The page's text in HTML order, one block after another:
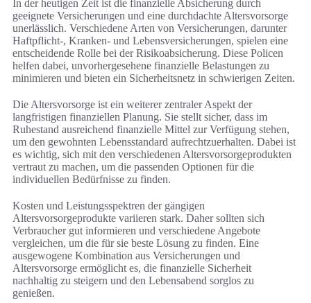
In der heutigen Zeit ist die finanzielle Absicherung durch
geeignete Versicherungen und eine durchdachte Altersvorsorge
unerlässlich. Verschiedene Arten von Versicherungen, darunter
Haftpflicht-, Kranken- und Lebensversicherungen, spielen eine
entscheidende Rolle bei der Risikoabsicherung. Diese Policen
helfen dabei, unvorhergesehene finanzielle Belastungen zu
minimieren und bieten ein Sicherheitsnetz in schwierigen Zeiten.
Die Altersvorsorge ist ein weiterer zentraler Aspekt der
langfristigen finanziellen Planung. Sie stellt sicher, dass im
Ruhestand ausreichend finanzielle Mittel zur Verfügung stehen,
um den gewohnten Lebensstandard aufrechtzuerhalten. Dabei ist
es wichtig, sich mit den verschiedenen Altersvorsorgeprodukten
vertraut zu machen, um die passenden Optionen für die
individuellen Bedürfnisse zu finden.
Kosten und Leistungsspektren der gängigen
Altersvorsorgeprodukte variieren stark. Daher sollten sich
Verbraucher gut informieren und verschiedene Angebote
vergleichen, um die für sie beste Lösung zu finden. Eine
ausgewogene Kombination aus Versicherungen und
Altersvorsorge ermöglicht es, die finanzielle Sicherheit
nachhaltig zu steigern und den Lebensabend sorglos zu
genießen.